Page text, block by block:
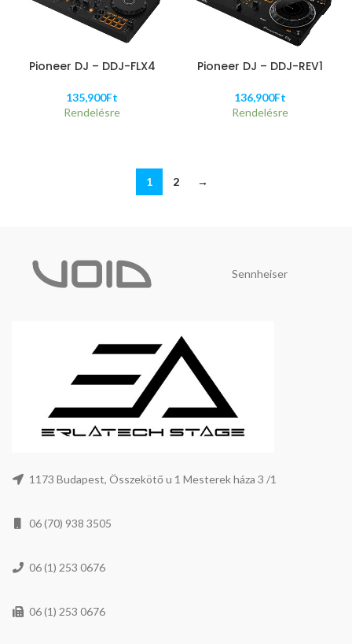
Pioneer DJ – DDJ-FLX4
135,900Ft
Rendelésre
Pioneer DJ – DDJ-REV1
136,900Ft
Rendelésre
1 2 →
Sennheiser
1173 Budapest, Összekötő u 1 Mesterek háza 3 /1
06 (70) 938 3505
06 (1) 253 0676
06 (1) 253 0676